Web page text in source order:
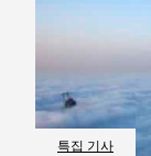
특집 기사